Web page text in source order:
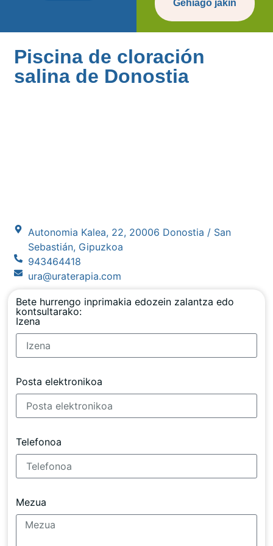
Gehiago jakin
Piscina de cloración
salina de Donostia
Autonomia Kalea, 22, 20006 Donostia / San
Sebastián, Gipuzkoa
943464418
ura@uraterapia.com
Bete hurrengo inprimakia edozein zalantza edo
kontsultarako:
Izena
Posta elektronikoa
Telefonoa
Mezua